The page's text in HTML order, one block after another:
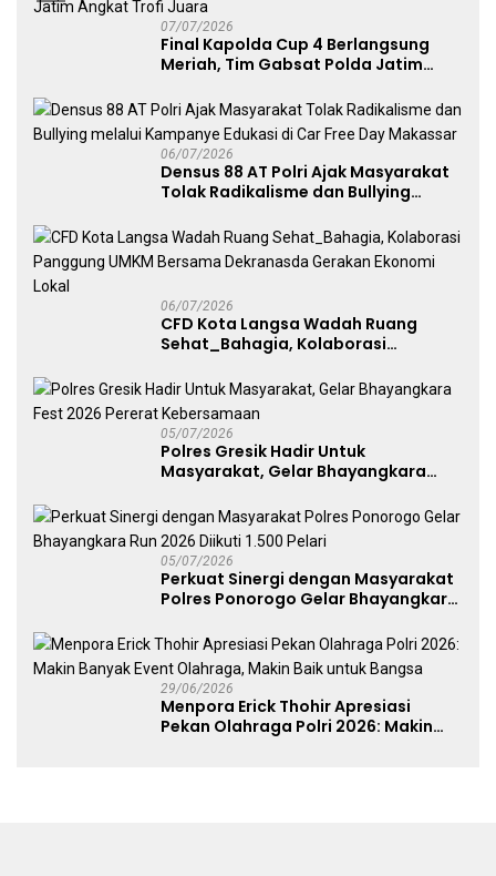
07/07/2026
Final Kapolda Cup 4 Berlangsung
Meriah, Tim Gabsat Polda Jatim
06/07/2026
Densus 88 AT Polri Ajak Masyarakat
Tolak Radikalisme dan Bullying
Free Day Makassar
06/07/2026
CFD Kota Langsa Wadah Ruang
Sehat_Bahagia, Kolaborasi
Dekranasda Gerakan Ekonomi Lokal
05/07/2026
Polres Gresik Hadir Untuk
Masyarakat, Gelar Bhayangkara
05/07/2026
Perkuat Sinergi dengan Masyarakat
Polres Ponorogo Gelar Bhayangkara
29/06/2026
Menpora Erick Thohir Apresiasi
Pekan Olahraga Polri 2026: Makin